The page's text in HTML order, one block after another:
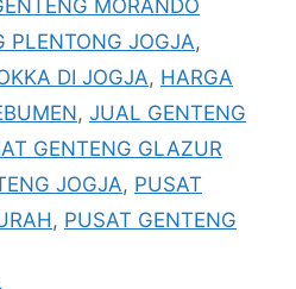
MORANDO
PLENTONG JOGJA,
DI JOGJA, HARGA
, JUAL GENTENG
GENTENG GLAZUR
JOGJA, PUSAT
, PUSAT GENTENG